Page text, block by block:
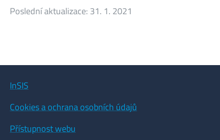
Poslední aktualizace: 31. 1. 2021
InSIS
Cookies a ochrana osobních údajů
Přístupnost webu